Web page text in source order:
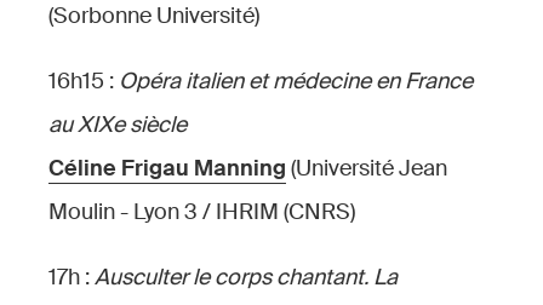
(Sorbonne Université)
16h15 : Opéra italien et médecine en France
au XIXe siècle
Céline Frigau Manning (Université Jean
Moulin - Lyon 3 / IHRIM (CNRS)
17h :Ausculter le corps chantant. La